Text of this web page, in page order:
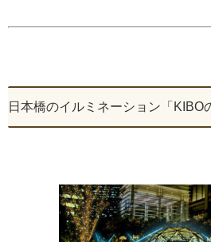
日本橋のイルミネーション「KIBO